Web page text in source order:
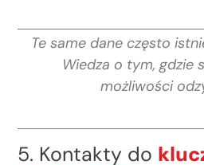
Te same dane często
Wiedza o tym, gdzie
możliwości
5. Kontakty do